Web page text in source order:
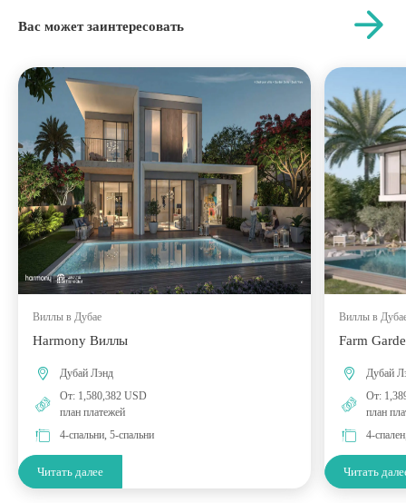
Вас может заинтересовать
Виллы в Дубае
Harmony Виллы
Дубай Лэнд
От: 1,580,382 USD
план платежей
4-спальни, 5-спальни
Читать далее
Виллы в
Farm
Дубай
От:
план
4-
Читать